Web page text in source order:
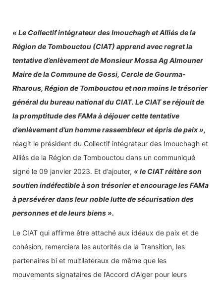
« Le Collectif intégrateur des Imouchagh et Alliés de la
Région de Tombouctou (CIAT) apprend avec regret la
tentative d’enlèvement de Monsieur Mossa Ag Almouner
Maire de la Commune de Gossi, Cercle de Gourma-
Rharous, Région de Tombouctou et non moins le trésorier
général du bureau national du CIAT. Le CIAT se réjouit de
la promptitude des FAMa à déjouer cette tentative
d’enlèvement d’un homme rassembleur et épris de paix »,
réagit le président du Collectif intégrateur des Imouchagh et
Alliés de la Région de Tombouctou dans un communiqué
signé le 09 janvier 2023. Et d’ajouter, « le CIAT réitère son
soutien indéfectible à son trésorier et encourage les FAMa
à persévérer dans leur noble lutte de sécurisation des
personnes et de leurs biens ».
Le CIAT qui affirme être attaché aux idéaux de paix et de
cohésion, remerciera les autorités de la Transition, les
partenaires bi et multilatéraux de même que les
mouvements signataires de l’Accord d’Alger pour leurs